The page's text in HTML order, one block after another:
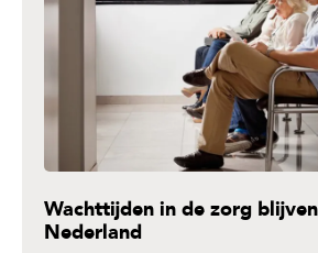
Wachttijden in de zorg
Nederland